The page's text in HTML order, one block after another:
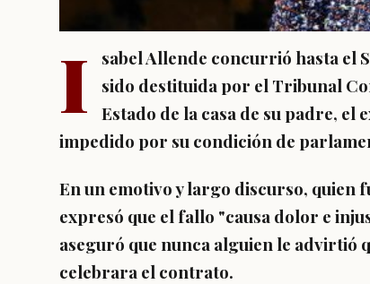
I
sabel Allende concurrió hasta el
sido destituida por el Tribunal
Estado de la casa de su padre,
impedido por su condición de
En un emotivo y largo discurso, quien
expresó que el fallo "causa dolor e
aseguró que nunca alguien le advirtió
celebrara el contrato.